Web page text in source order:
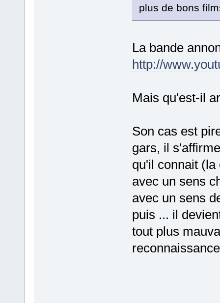
plus de bons
La bande
http://
Mais qu'est-il
Son cas est
gars, il
qu'il connait
avec un sens
avec un sens
puis ... il
tout plus